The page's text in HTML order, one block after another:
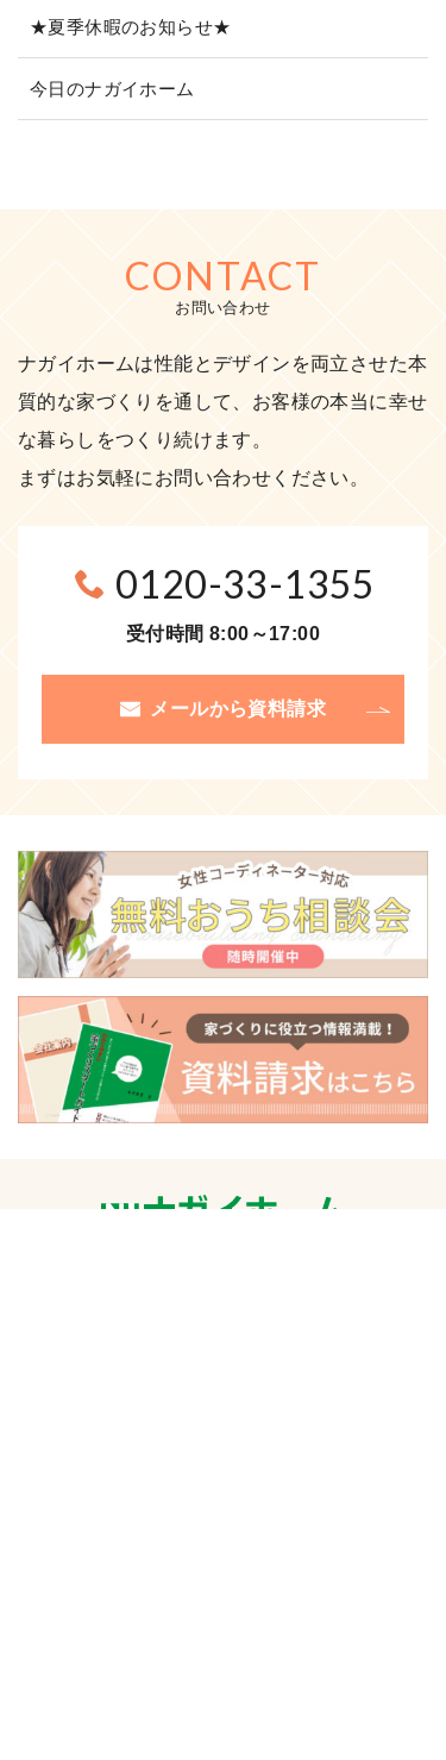
★夏季休暇のお知らせ★
今日のナガイホーム
CONTACT
お問い合わせ
ナガイホームは性能とデザインを両立させた本
質的な家づくりを通して、お客様の本当に幸せ
な暮らしをつくり続けます。
まずはお気軽にお問い合わせください。
0120-33-1355
受付時間 8:00～17:00
メールから資料請求